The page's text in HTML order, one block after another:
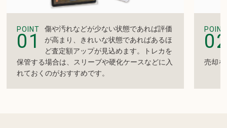
POINT
01
傷や汚れなどが少ない状態であれば評価
が高まり、きれいな状態であればあるほ
ど査定額アップが見込めます。トレカを
保管する場合は、スリーブや硬化ケースなどに入
れておくのがおすすめです。
POINT
売却